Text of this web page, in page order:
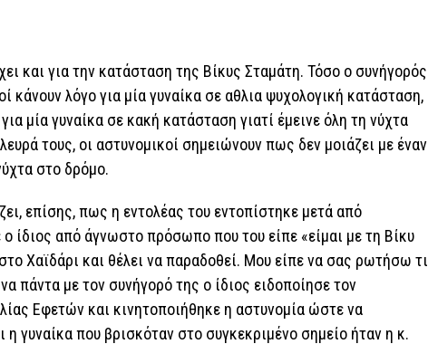
και για την κατάσταση της Βίκυς Σταμάτη. Τόσο ο συνήγορός
κάνουν λόγο για μία γυναίκα σε αθλια ψυχολογική κατάσταση,
μία γυναίκα σε κακή κατάσταση γιατί έμεινε όλη τη νύχτα
τους, οι αστυνομικοί σημειώνουν πως δεν μοιάζει με έναν
στο δρόμο.
επίσης, πως η εντολέας του εντοπίστηκε μετά από
ίδιος από άγνωστο πρόσωπο που του είπε «είμαι με τη Βίκυ
Χαϊδάρι και θέλει να παραδοθεί. Μου είπε να σας ρωτήσω τι
πάντα με τον συνήγορό της ο ίδιος ειδοποίησε τον
Εφετών και κινητοποιήθηκε η αστυνομία ώστε να
η γυναίκα που βρισκόταν στο συγκεκριμένο σημείο ήταν η κ.